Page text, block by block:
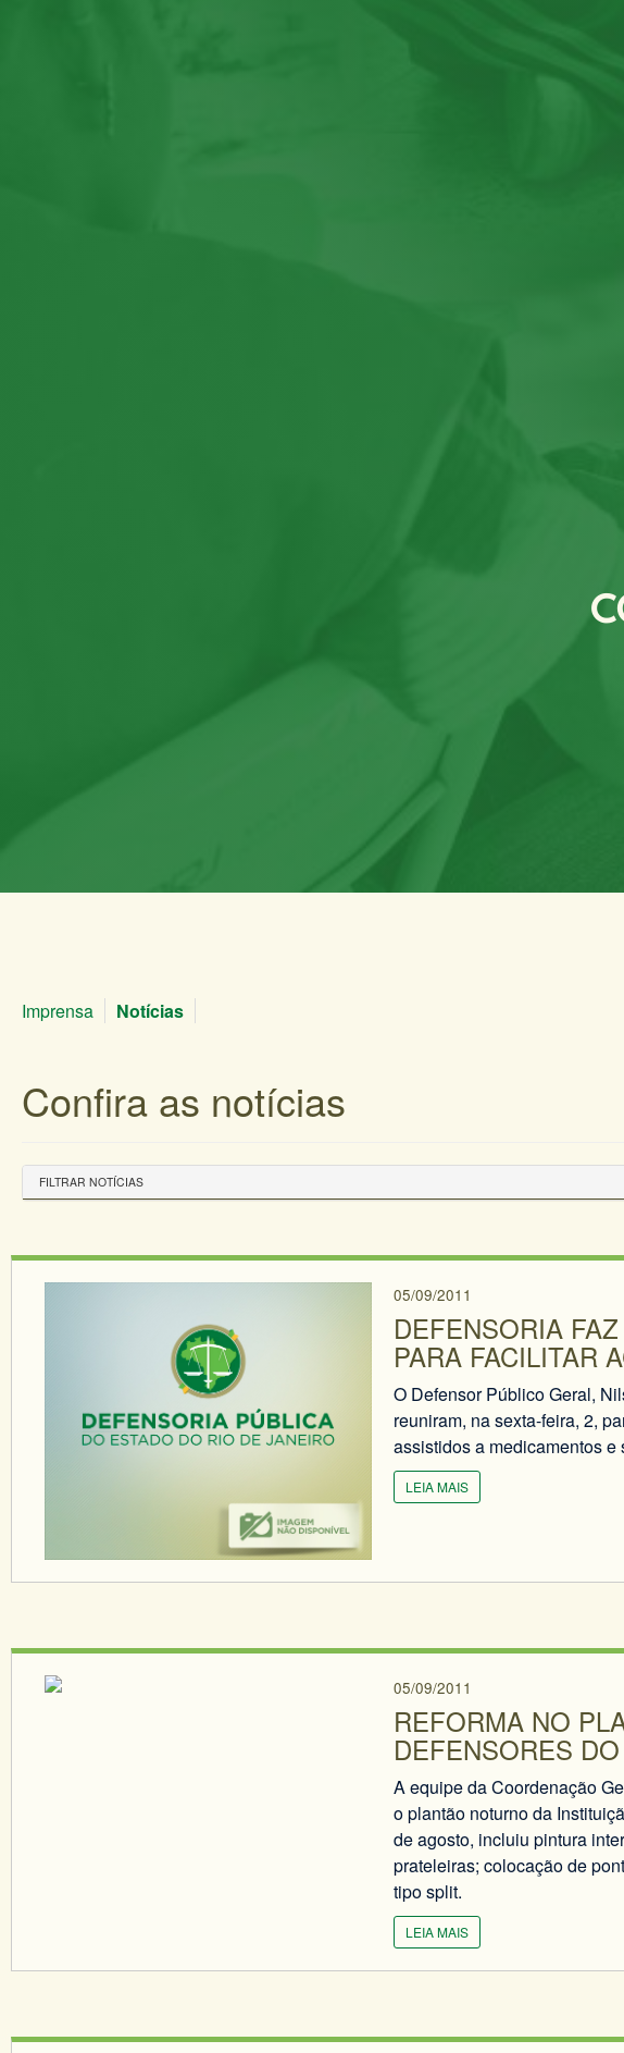
Imprensa Notícias
Confira as notícias
FILTRAR NOTÍCIAS
05/09/2011
DEFENSORIA
PARA FACILITAR
O Defensor Público Geral,
reuniram, na sexta-feira, 2,
assistidos a medicamentos
LEIA MAIS
05/09/2011
REFORMA NO
DEFENSORES
A equipe da Coordenação
o plantão noturno da
de agosto, incluiu pintura
prateleiras; colocação de
tipo split.
LEIA MAIS